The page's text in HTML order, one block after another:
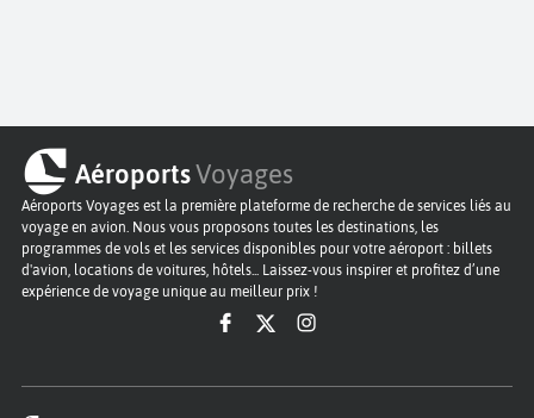
AéroportsVoyages
Aéroports Voyages est la première plateforme de recherche de services liés au
voyage en avion. Nous vous proposons toutes les destinations, les
programmes de vols et les services disponibles pour votre aéroport : billets
d'avion, locations de voitures, hôtels... Laissez-vous inspirer et profitez d’une
expérience de voyage unique au meilleur prix !